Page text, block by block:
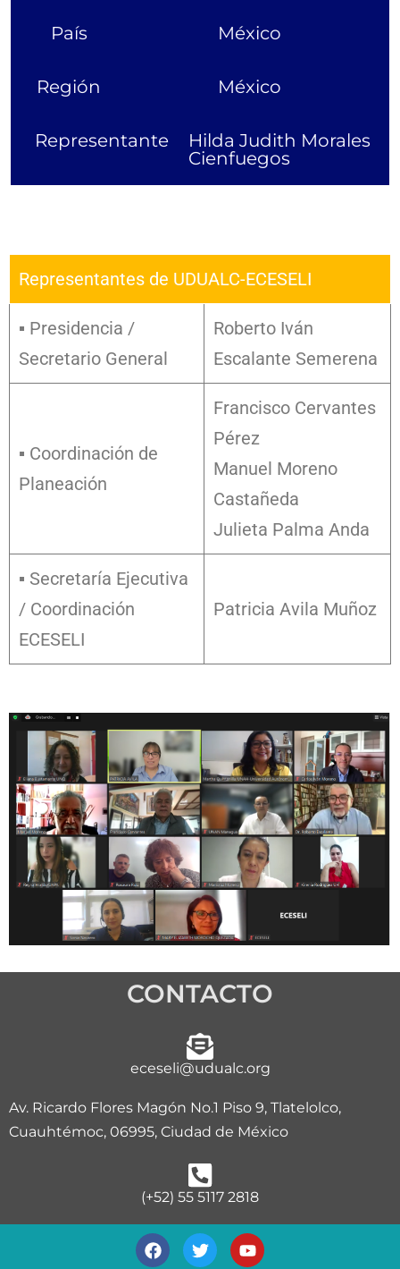
País México
Región México
Representante
Hilda Judith Morales
Cienfuegos
Representantes de UDUALC-ECESELI
▪ Presidencia /
Secretario General
Roberto Iván
Escalante Semerena
▪ Coordinación de
Planeación
Francisco Cervantes
Pérez
Manuel Moreno
Castañeda
Julieta Palma Anda
▪ Secretaría Ejecutiva
/ Coordinación
ECESELI
Patricia Avila Muñoz
CONTACTO
eceseli@udualc.org
Av. Ricardo Flores Magón No.1 Piso 9, Tlatelolco,
Cuauhtémoc, 06995, Ciudad de México
(+52) 55 5117 2818